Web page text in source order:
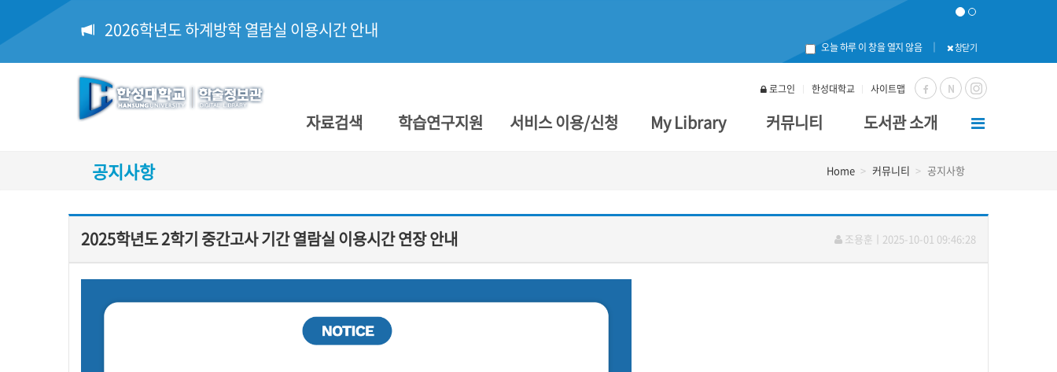
2026학년도 하계방학 열람실 이용시간 안내
오늘 하루 이 창을 열지 않음 ｜ 창닫기
로그인 한성대학교 사이트맵 N
자료검색 학습연구지원 서비스 이용/신청 My Library 커뮤니티 도서관 소개
공지사항 Home 커뮤니티 공지사항
2025학년도 2학기 중간고사 기간 열람실 이용시간 연장 안내 조용훈 ㅣ 2025-10-01 09:46:28